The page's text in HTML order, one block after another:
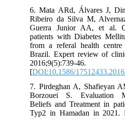
6. Mata ARd, Álvares J,
Ribeiro da Silva M,
Guerra Junior AA, et
patients with Diabetes
from a referal health
Brazil. Expert review of
2016;9(5):739-46.
[DOI:10.1586/
7. Pirdeghan A, Shafieyan
Borzouei S. Evaluation
Beliefs and Treatment in
Typ2 in Hamadan in